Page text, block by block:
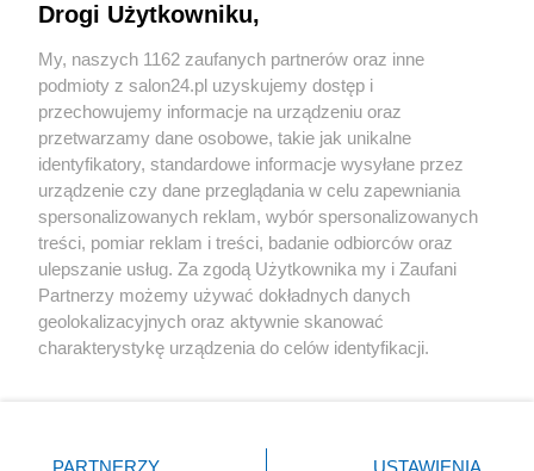
Sport
Społeczeństwo
Kultura
X Facebook Instagram Youtube
Drogi Użytkowniku,
My, naszych 1162 zaufanych partnerów oraz inne
podmioty z salon24.pl uzyskujemy dostęp i
przechowujemy informacje na urządzeniu oraz
przetwarzamy dane osobowe, takie jak unikalne
identyfikatory, standardowe informacje wysyłane przez
urządzenie czy dane przeglądania w celu zapewniania
spersonalizowanych reklam, wybór spersonalizowanych
treści, pomiar reklam i treści, badanie odbiorców oraz
ulepszanie usług. Za zgodą Użytkownika my i Zaufani
Partnerzy możemy używać dokładnych danych
geolokalizacyjnych oraz aktywnie skanować
charakterystykę urządzenia do celów identyfikacji.
zmienić/wycofać klikając przycisk ustawień prywatności
PARTNERZY USTAWIENIA